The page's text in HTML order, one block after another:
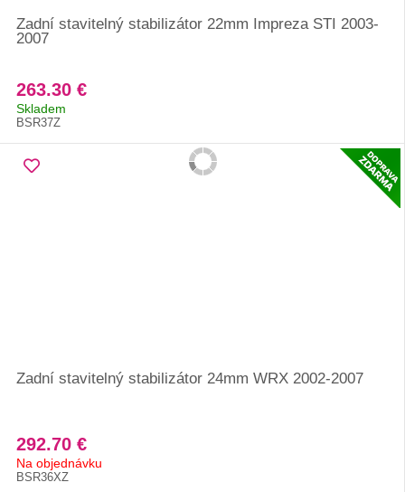
Zadní stavitelný stabilizátor 22mm Impreza STI 2003-
2007
263.30 €
Skladem
BSR37Z
Zadní stavitelný stabilizátor 24mm WRX 2002-2007
292.70 €
Na objednávku
BSR36XZ